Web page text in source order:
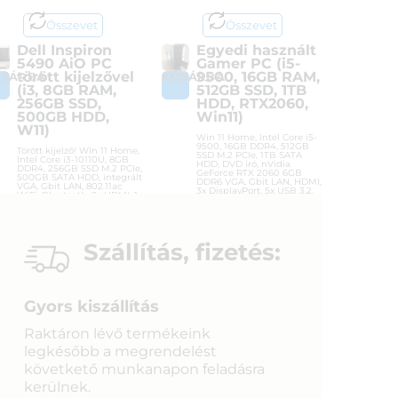
Összevet
Dell Inspiron
5490 AiO PC
törött kijelzővel
(i3, 8GB RAM,
256GB SSD,
500GB HDD,
W11)
Törött kijelző! Win 11 Home,
Intel Core i3-10110U, 8GB
DDR4, 256GB SSD M.2 PCIe,
500GB SATA HDD, integrált
VGA, Gbit LAN, 802.11ac
WiFi, Bluetooth, 2x HDMI, 1x
AIO HASZNÁLT
Kategória:Használt
Garanciaidő:1 hónap
ÁFA:
0%
Azonosító:54990
40 000Ft
Összevet
KOSÁRBA
Egyedi használt
Gamer PC (i5-
9500, 16GB RAM,
512GB SSD, 1TB
HDD, RTX2060,
Win11)
Win 11 Home, Intel Core i5-
9500, 16GB DDR4, 512GB
SSD M.2 PCIe, 1TB SATA
HDD, DVD író, nVidia
GeForce RTX 2060 6GB
DDR6 VGA, Gbit LAN, HDMI,
3x DisplayPort, 5x USB 3.2,
Kategóriák: Gamer PC-k
Azonosító:
212 900
Szállítás, fizetés:
Gyors kiszállítás
Raktáron lévő termékeink
legkésőbb a megrendelést
követkető munkanapon feladásra
kerülnek.